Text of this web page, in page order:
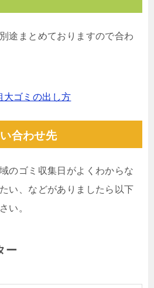
途まとめておりますので合わ
大ゴミの出し方
合わせ先
のゴミ収集日がよくわからな
い、などがありましたら以下
い。
ー